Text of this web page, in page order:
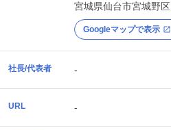
宮城県仙台市宮城野区
Googleマップで表示
社長/代表者 -
URL -